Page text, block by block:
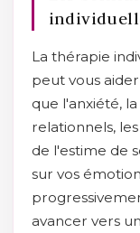
La thérapie
peut vous
que l'anxiété,
relationnels,
de l'estime de
sur vos
avancer vers